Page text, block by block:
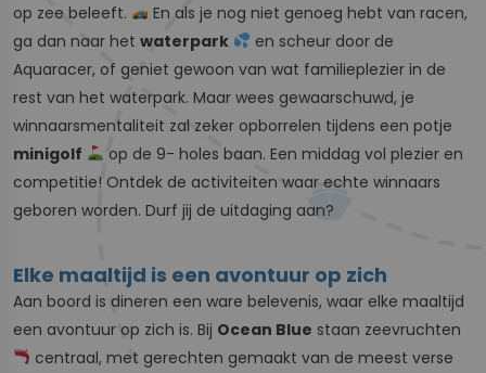
op zee beleeft.
En als je nog niet genoeg hebt van racen,
ga dan naar het waterpark
en scheur door de
Aquaracer, of geniet gewoon van wat familieplezier in de
rest van het waterpark. Maar wees gewaarschuwd, je
winnaarsmentaliteit zal zeker opborrelen tijdens een potje
minigolf
op de 9- holes baan. Een middag vol plezier en
competitie! Ontdek de activiteiten waar echte winnaars
geboren worden. Durf jij de uitdaging aan?
Elke maaltijd is een avontuur op zich
Aan boord is dineren een ware belevenis, waar elke maaltijd
een avontuur op zich is. Bij Ocean Blue staan zeevruchten
centraal, met gerechten gemaakt van de meest verse